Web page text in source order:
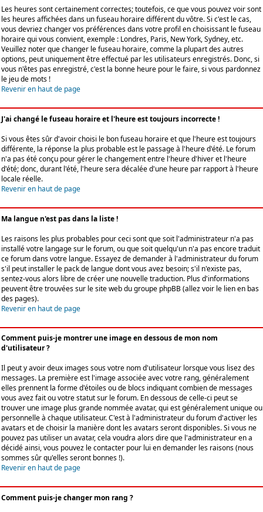
Les heures sont certainement correctes; toutefois, ce que vous pouvez voir sont
les heures affichées dans un fuseau horaire différent du vôtre. Si c'est le cas,
vous devriez changer vos préférences dans votre profil en choisissant le fuseau
horaire qui vous convient, exemple : Londres, Paris, New York, Sydney, etc.
Veuillez noter que changer le fuseau horaire, comme la plupart des autres
options, peut uniquement être effectué par les utilisateurs enregistrés. Donc, si
vous n'êtes pas enregistré, c'est la bonne heure pour le faire, si vous pardonnez
le jeu de mots !
Revenir en haut de page
J'ai changé le fuseau horaire et l'heure est toujours incorrecte !
Si vous êtes sûr d'avoir choisi le bon fuseau horaire et que l'heure est toujours
différente, la réponse la plus probable est le passage à l'heure d'été. Le forum
n'a pas été conçu pour gérer le changement entre l'heure d'hiver et l'heure
d'été; donc, durant l'été, l'heure sera décalée d'une heure par rapport à l'heure
locale réelle.
Revenir en haut de page
Ma langue n'est pas dans la liste !
Les raisons les plus probables pour ceci sont que soit l'administrateur n'a pas
installé votre langage sur le forum, ou que soit quelqu'un n'a pas encore traduit
ce forum dans votre langue. Essayez de demander à l'administrateur du forum
s'il peut installer le pack de langue dont vous avez besoin; s'il n'existe pas,
sentez-vous alors libre de créer une nouvelle traduction. Plus d'informations
peuvent être trouvées sur le site web du groupe phpBB (allez voir le lien en bas
des pages).
Revenir en haut de page
Comment puis-je montrer une image en dessous de mon nom
d'utilisateur ?
Il peut y avoir deux images sous votre nom d'utilisateur lorsque vous lisez des
messages. La première est l'image associée avec votre rang, généralement
elles prennent la forme d'étoiles ou de blocs indiquant combien de messages
vous avez fait ou votre statut sur le forum. En dessous de celle-ci peut se
trouver une image plus grande nommée avatar, qui est généralement unique ou
personnelle à chaque utilisateur. C'est à l'administrateur du forum d'activer les
avatars et de choisir la manière dont les avatars seront disponibles. Si vous ne
pouvez pas utiliser un avatar, cela voudra alors dire que l'administrateur en a
décidé ainsi, vous pouvez le contacter pour lui en demander les raisons (nous
sommes sûr qu'elles seront bonnes !).
Revenir en haut de page
Comment puis-je changer mon rang ?